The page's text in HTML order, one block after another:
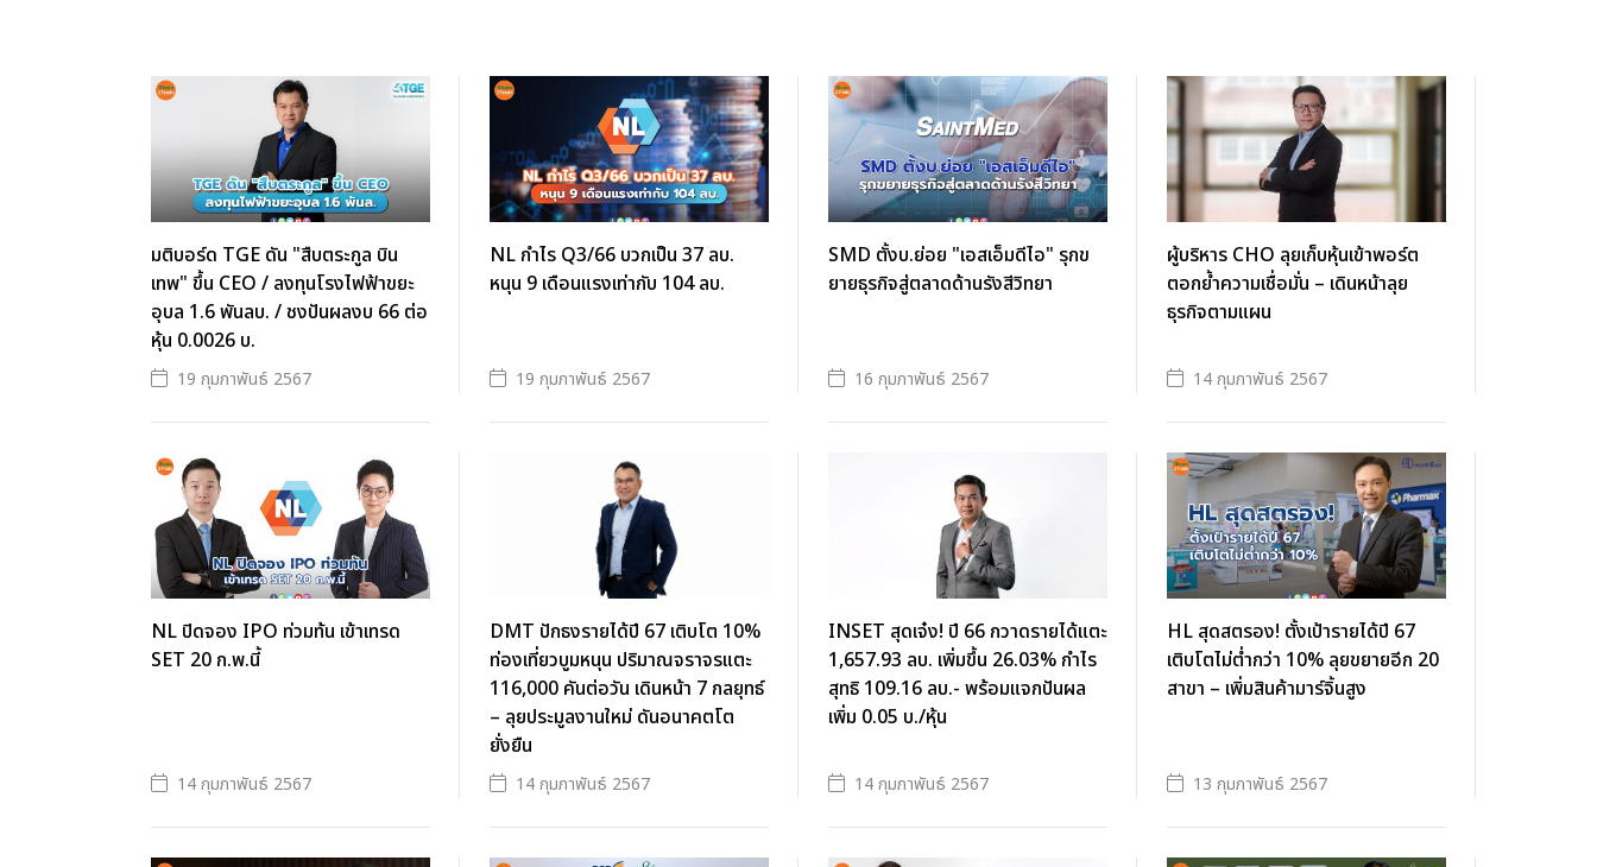
มติบอร์ด TGE ดัน "สืบตระกูล บิน
เทพ" ขึ้น CEO / ลงทุนโรงไฟฟ้าขยะ
อุบล 1.6 พันลบ. / ชงปันผลงบ 66 ต่อ
หุ้น 0.0026 บ.
19 กุมภาพันธ์ 2567
NL กำไร Q3/66 บวกเป็น 37 ลบ.
หนุน 9 เดือนแรงเท่ากับ 104 ลบ.
19 กุมภาพันธ์ 2567
SMD ตั้งบ.ย่อย "เอสเอ็มดีไอ" รุกข
ยายธุรกิจสู่ตลาดด้านรังสีวิทยา
16 กุมภาพันธ์ 2567
ผู้บริหาร CHO ลุยเก็บหุ้นเข้าพอร์ต
ตอกย้ำความเชื่อมั่น – เดินหน้าลุย
ธุรกิจตามแผน
14 กุมภาพันธ์ 2567
NL ปิดจอง IPO ท่วมท้น เข้าเทรด
SET 20 ก.พ.นี้
14 กุมภาพันธ์ 2567
DMT ปักธงรายได้ปี 67 เติบโต 10%
ท่องเที่ยวบูมหนุน ปริมาณจราจรแตะ
116,000 คันต่อวัน เดินหน้า 7 กลยุทธ์
– ลุยประมูลงานใหม่ ดันอนาคตโต
ยั่งยืน
14 กุมภาพันธ์ 2567
INSET สุดเจ๋ง! ปี 66 กวาดรายได้แตะ
1,657.93 ลบ. เพิ่มขึ้น 26.03% กำไร
สุทธิ 109.16 ลบ.- พร้อมแจกปันผล
เพิ่ม 0.05 บ./หุ้น
14 กุมภาพันธ์ 2567
HL สุดสตรอง! ตั้งเป้ารายได้ปี 67
เติบโตไม่ต่ำกว่า 10% ลุยขยายอีก 20
สาขา – เพิ่มสินค้ามาร์จิ้นสูง
13 กุมภาพันธ์ 2567